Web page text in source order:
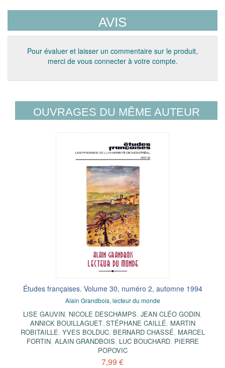
AVIS
Pour évaluer et laisser un commentaire sur le produit,
merci de vous connecter à votre compte.
OUVRAGES DU MÊME AUTEUR
Études françaises. Volume 30, numéro 2, automne 1994
Alain Grandbois, lecteur du monde
LISE GAUVIN, NICOLE DESCHAMPS, JEAN CLÉO GODIN,
ANNICK BOUILLAGUET, STÉPHANE CAILLÉ, MARTIN
ROBITAILLE, YVES BOLDUC, BERNARD CHASSÉ, MARCEL
FORTIN, ALAIN GRANDBOIS, LUC BOUCHARD, PIERRE
POPOVIC
7,99 €